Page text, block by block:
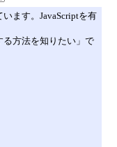
ます。JavaScriptを有
る方法を知りたい」で